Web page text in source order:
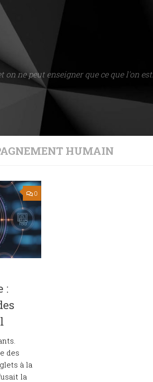
ne peut enseigner que ce que l'on est.
HUMAIN
0
:
des
à la
la